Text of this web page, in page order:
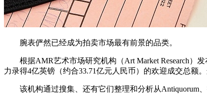
腕表俨然已经成为拍卖市场最有前景的品类。
根据AMR艺术市场研究机构（Art Market Research）发
力录得4亿英镑（约合33.71亿元人民币）的欢迎成交总额
该机构通过搜集、还有它们整理和分析从Antiquorum、